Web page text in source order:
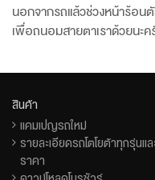
นอกจากรถแล้วช่วงหน้าร้อน
เพื่อถนอมสายตาเราด้วยนะ
สินค้า
แคมเปญรถใหม่
รายละเอียดรถโตโยต้าทุกรุ่นแล
ราคา